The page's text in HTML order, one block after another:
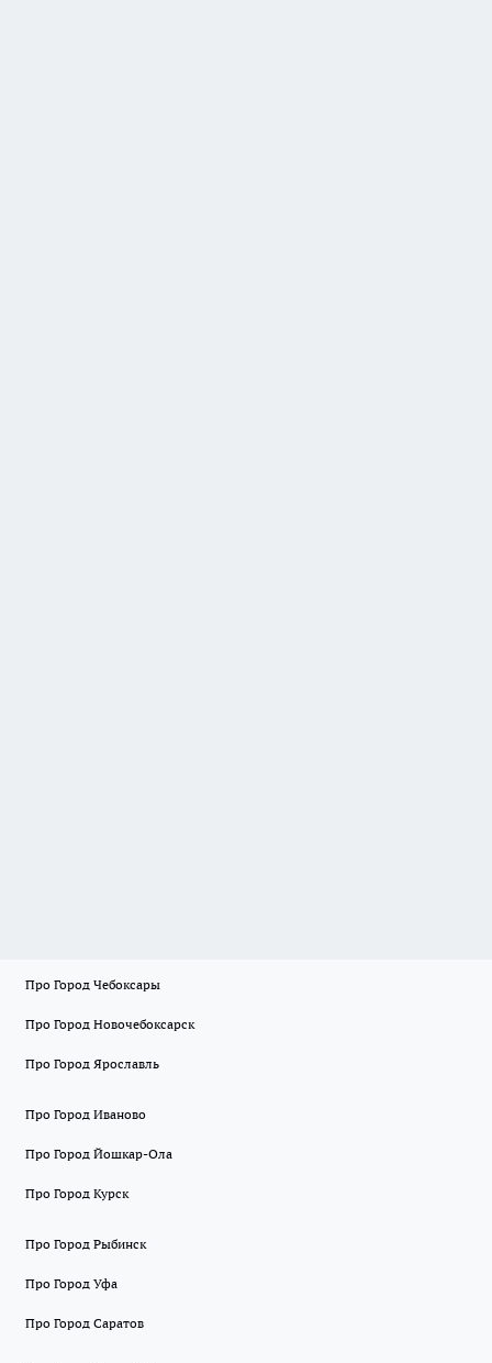
Про Город Чебоксары
Про Город Новочебоксарск
Про Город Ярославль
Про Город Иваново
Про Город Йошкар-Ола
Про Город Курск
Про Город Рыбинск
Про Город Уфа
Про Город Саратов